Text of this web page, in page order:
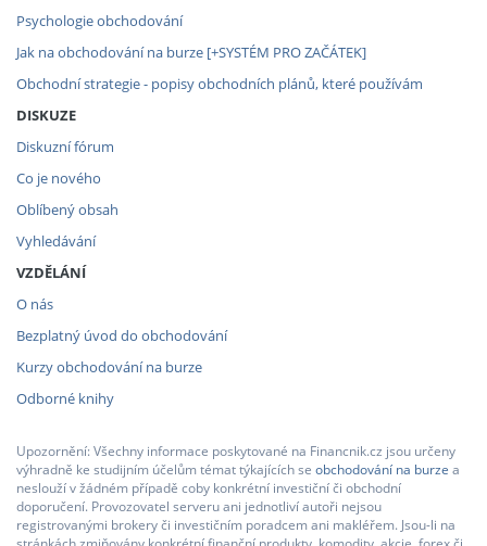
Psychologie obchodování
Jak na obchodování na burze [+SYSTÉM PRO ZAČÁTEK]
Obchodní strategie - popisy obchodních plánů, které používám
DISKUZE
Diskuzní fórum
Co je nového
Oblíbený obsah
Vyhledávání
VZDĚLÁNÍ
O nás
Bezplatný úvod do obchodování
Kurzy obchodování na burze
Odborné knihy
Upozornění: Všechny informace poskytované na Financnik.cz jsou určeny
výhradně ke studijním účelům témat týkajících se obchodování na burze a
neslouží v žádném případě coby konkrétní investiční či obchodní
doporučení. Provozovatel serveru ani jednotliví autoři nejsou
registrovanými brokery či investičním poradcem ani makléřem. Jsou-li na